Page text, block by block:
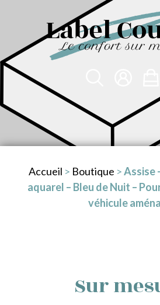
Accueil > Boutique >Assise
aquarel – Bleu de Nuit –
véhicule
Sur